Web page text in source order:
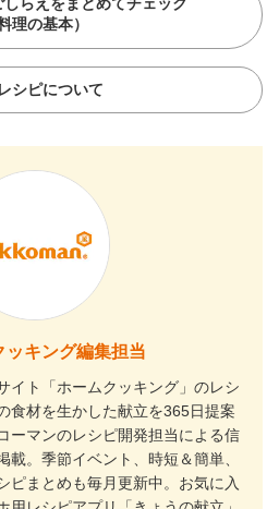
らえをまとめてチェック
料理の基本）
シピについて
ッキング編集担当
イト「ホームクッキング」のレシ
食材を生かした献立を365日提案
ーマンのレシピ開発担当による信
載。季節イベント、時短＆簡単、
ピまとめも毎月更新中。お気に入